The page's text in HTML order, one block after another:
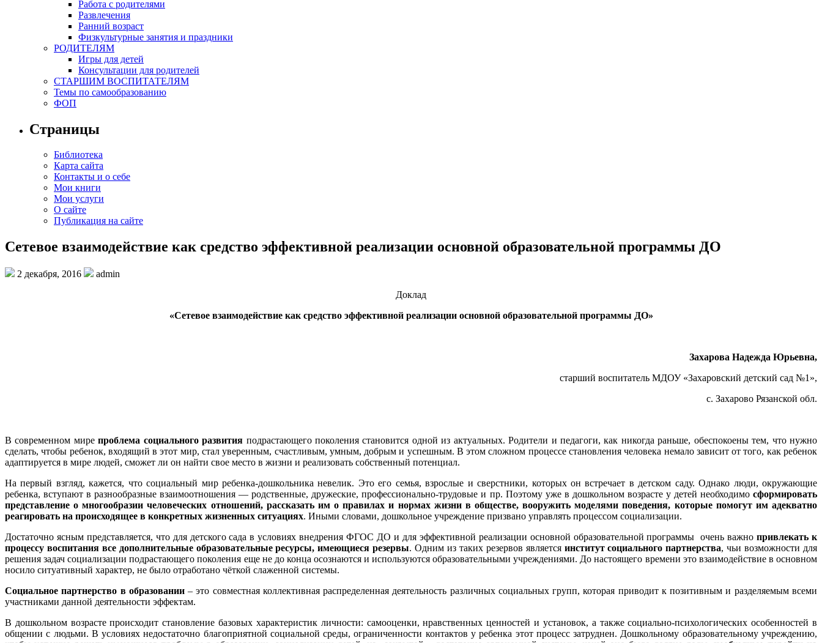
Работа с родителями
Развлечения
Ранний возраст
Физкультурные занятия и праздники
РОДИТЕЛЯМ
Игры для детей
Консультации для родителей
СТАРШИМ ВОСПИТАТЕЛЯМ
Темы по самообразованию
ФОП
Страницы
Библиотека
Карта сайта
Контакты и о себе
Мои книги
Мои услуги
О сайте
Публикация на сайте
Сетевое взаимодействие как средство эффективной реализации основной образовательной программы ДО
2 декабря, 2016
admin
Доклад
«Сетевое взаимодействие как средство эффективной реализации основной образовательной программы ДО»
Захарова Надежда Юрьевна,
старший воспитатель МДОУ «Захаровский детский сад №1»,
с. Захарово Рязанской обл.
В современном мирепроблема социального развития подрастающего поколения становится одной из актуальных. Родители и педагоги, как никогда раньше, обеспокоены тем, что нужно
сделать, чтобы ребенок, входящий в этот мир, стал уверенным, счастливым, умным, добрым и успешным. В этом сложном процессе становления человека немало зависит от того, как ребенок
адаптируется в мире людей, сможет ли он найти свое место в жизни и реализовать собственный потенциал.
На первый взгляд, кажется, что социальный мир ребенка-дошкольника невелик. Это его семья, взрослые и сверстники, которых он встречает в детском саду. Однако люди, окружающие
ребенка, вступают в разнообразные взаимоотношения — родственные, дружеские, профессионально-трудовые и пр. Поэтому уже в дошкольном возрасте у детей необходимо сформировать
представление о многообразии человеческих отношений, рассказать им о правилах и нормах жизни в обществе, вооружить моделями поведения, которые помогут им адекватно
реагировать на происходящее в конкретных жизненных ситуациях. Иными словами, дошкольное учреждение призвано управлять процессом социализации.
Достаточно ясным представляется, что для детского сада в условиях внедрения ФГОС ДО и для эффективной реализации основной образовательной программы очень важнопривлекать к
процессу воспитания все дополнительные образовательные ресурсы, имеющиеся резервы. Одним из таких резервов является институт социального партнерства, чьи возможности для
решения задач социализации подрастающего поколения еще не до конца осознаются и используются образовательными учреждениями. До настоящего времени это взаимодействие в основном
носило ситуативный характер, не было отработано чёткой слаженной системы.
Социальное партнерство в образовании– это совместная коллективная распределенная деятельность различных социальных групп, которая приводит к позитивным и разделяемым всеми
участниками данной деятельности эффектам.
В дошкольном возрасте происходит становление базовых характеристик личности: самооценки, нравственных ценностей и установок, а также социально-психологических особенностей в
общении с людьми. В условиях недостаточно благоприятной социальной среды, ограниченности контактов у ребенка этот процесс затруднен. Дошкольному образовательному учреждению,